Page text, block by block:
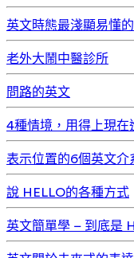
英文時態最淺顯易懂
老外大鬧中醫診所
問路的英文
4種情境，用得上現在
表示位置的6個英文介
說 HELLO的各種方式
英文簡單學 – 到底是